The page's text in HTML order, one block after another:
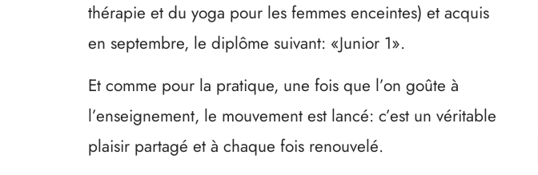
thérapie et du yoga pour les femmes enceintes) et acquis
en septembre, le diplôme suivant: «Junior 1».
Et comme pour la pratique, une fois que l’on goûte à
l’enseignement, le mouvement est lancé: c’est un véritable
plaisir partagé et à chaque fois renouvelé.